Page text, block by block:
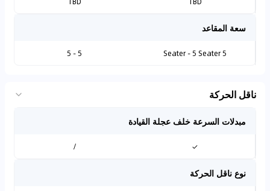
سعة المقاعد
5 Seater - 5 Seater
5 - 5
ناقل الحركة
مبدلات السرعة خلف عجلة القيادة
✓
/
نوع ناقل الحركة